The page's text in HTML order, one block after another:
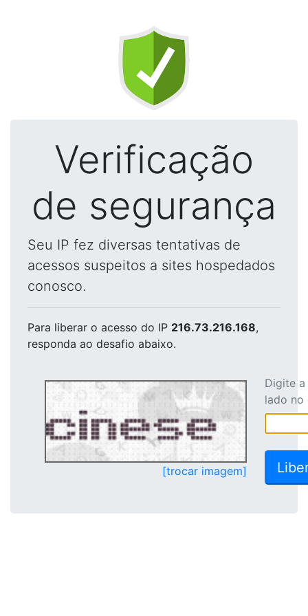
Verificação
de segurança
Seu IP fez diversas tentativas de
acessos suspeitos a sites hospedados
conosco.
Para liberar o acesso do IP 216.73.216.168,
responda ao desafio abaixo.
[trocar imagem]
Digite
lado no